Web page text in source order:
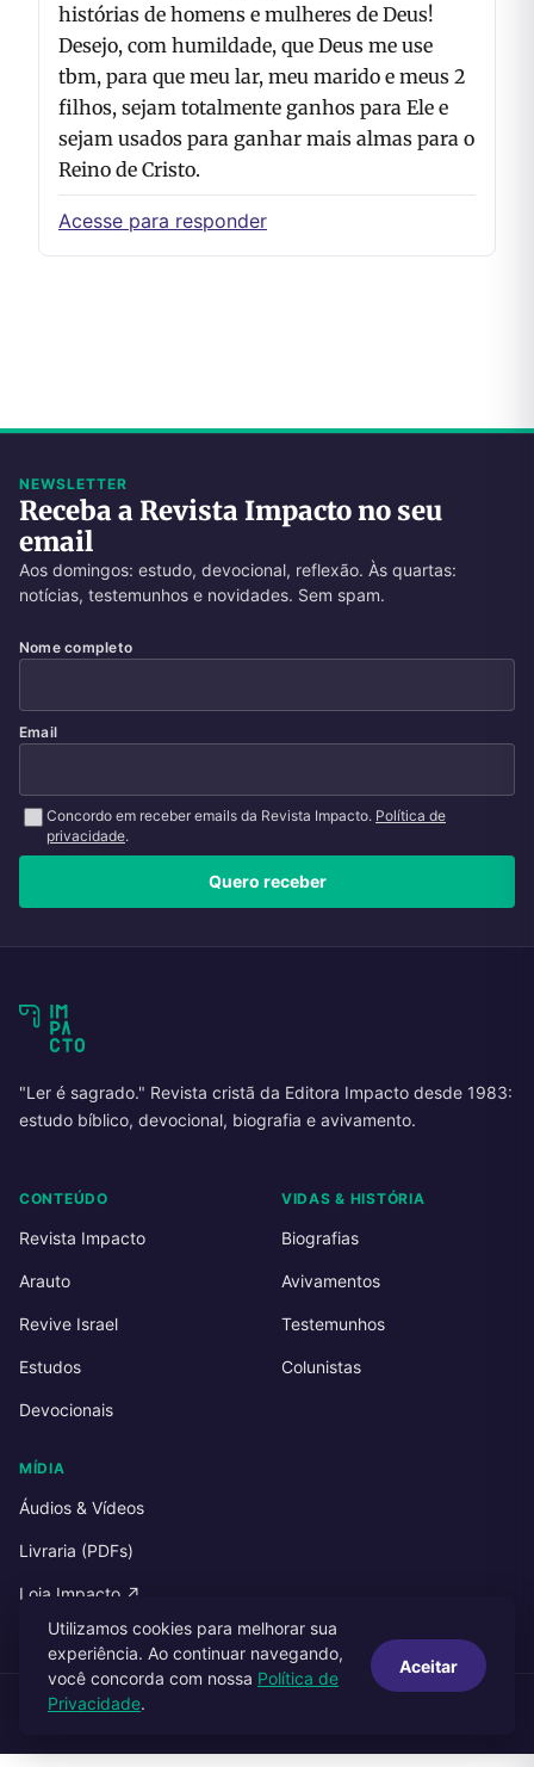
histórias de homens e mulheres de Deus!
Desejo, com humildade, que Deus me use
tbm, para que meu lar, meu marido e meus 2
filhos, sejam totalmente ganhos para Ele e
sejam usados para ganhar mais almas para o
Reino de Cristo.
Acesse para responder
NEWSLETTER
Receba a Revista Impacto no seu
email
Aos domingos: estudo, devocional, reflexão. Às quartas:
notícias, testemunhos e novidades. Sem spam.
Nome completo
Email
Concordo em receber emails da Revista Impacto. Política de
privacidade.
Quero receber
"Ler é sagrado." Revista cristã da Editora Impacto desde 1983:
estudo bíblico, devocional, biografia e avivamento.
CONTEÚDO
Revista Impacto
Arauto
Revive Israel
Estudos
Devocionais
VIDAS & HISTÓRIA
Biografias
Avivamentos
Testemunhos
Colunistas
MÍDIA
Áudios & Vídeos
Livraria (PDFs)
Loja Impacto ↗
© 2026 Impacto Publicações. Todos os direitos reservados.
Utilizamos cookies para melhorar sua
experiência. Ao continuar navegando,
você concorda com nossa Política de
Privacidade.
Aceitar